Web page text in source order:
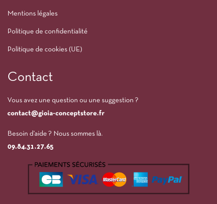
Mentions légales
Politique de confidentialité
Politique de cookies (UE)
Contact
Vous avez une question ou une suggestion ?
contact@gioia-conceptstore.fr
Besoin d’aide ? Nous sommes là.
09.84.31.27.65